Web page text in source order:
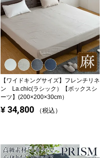
【ワイドキングサイズ】 フレンチリネ
ン La.chic(ラシック）【ボックスシ
ーツ】(200×200×30cm）
¥ 34,800 税込